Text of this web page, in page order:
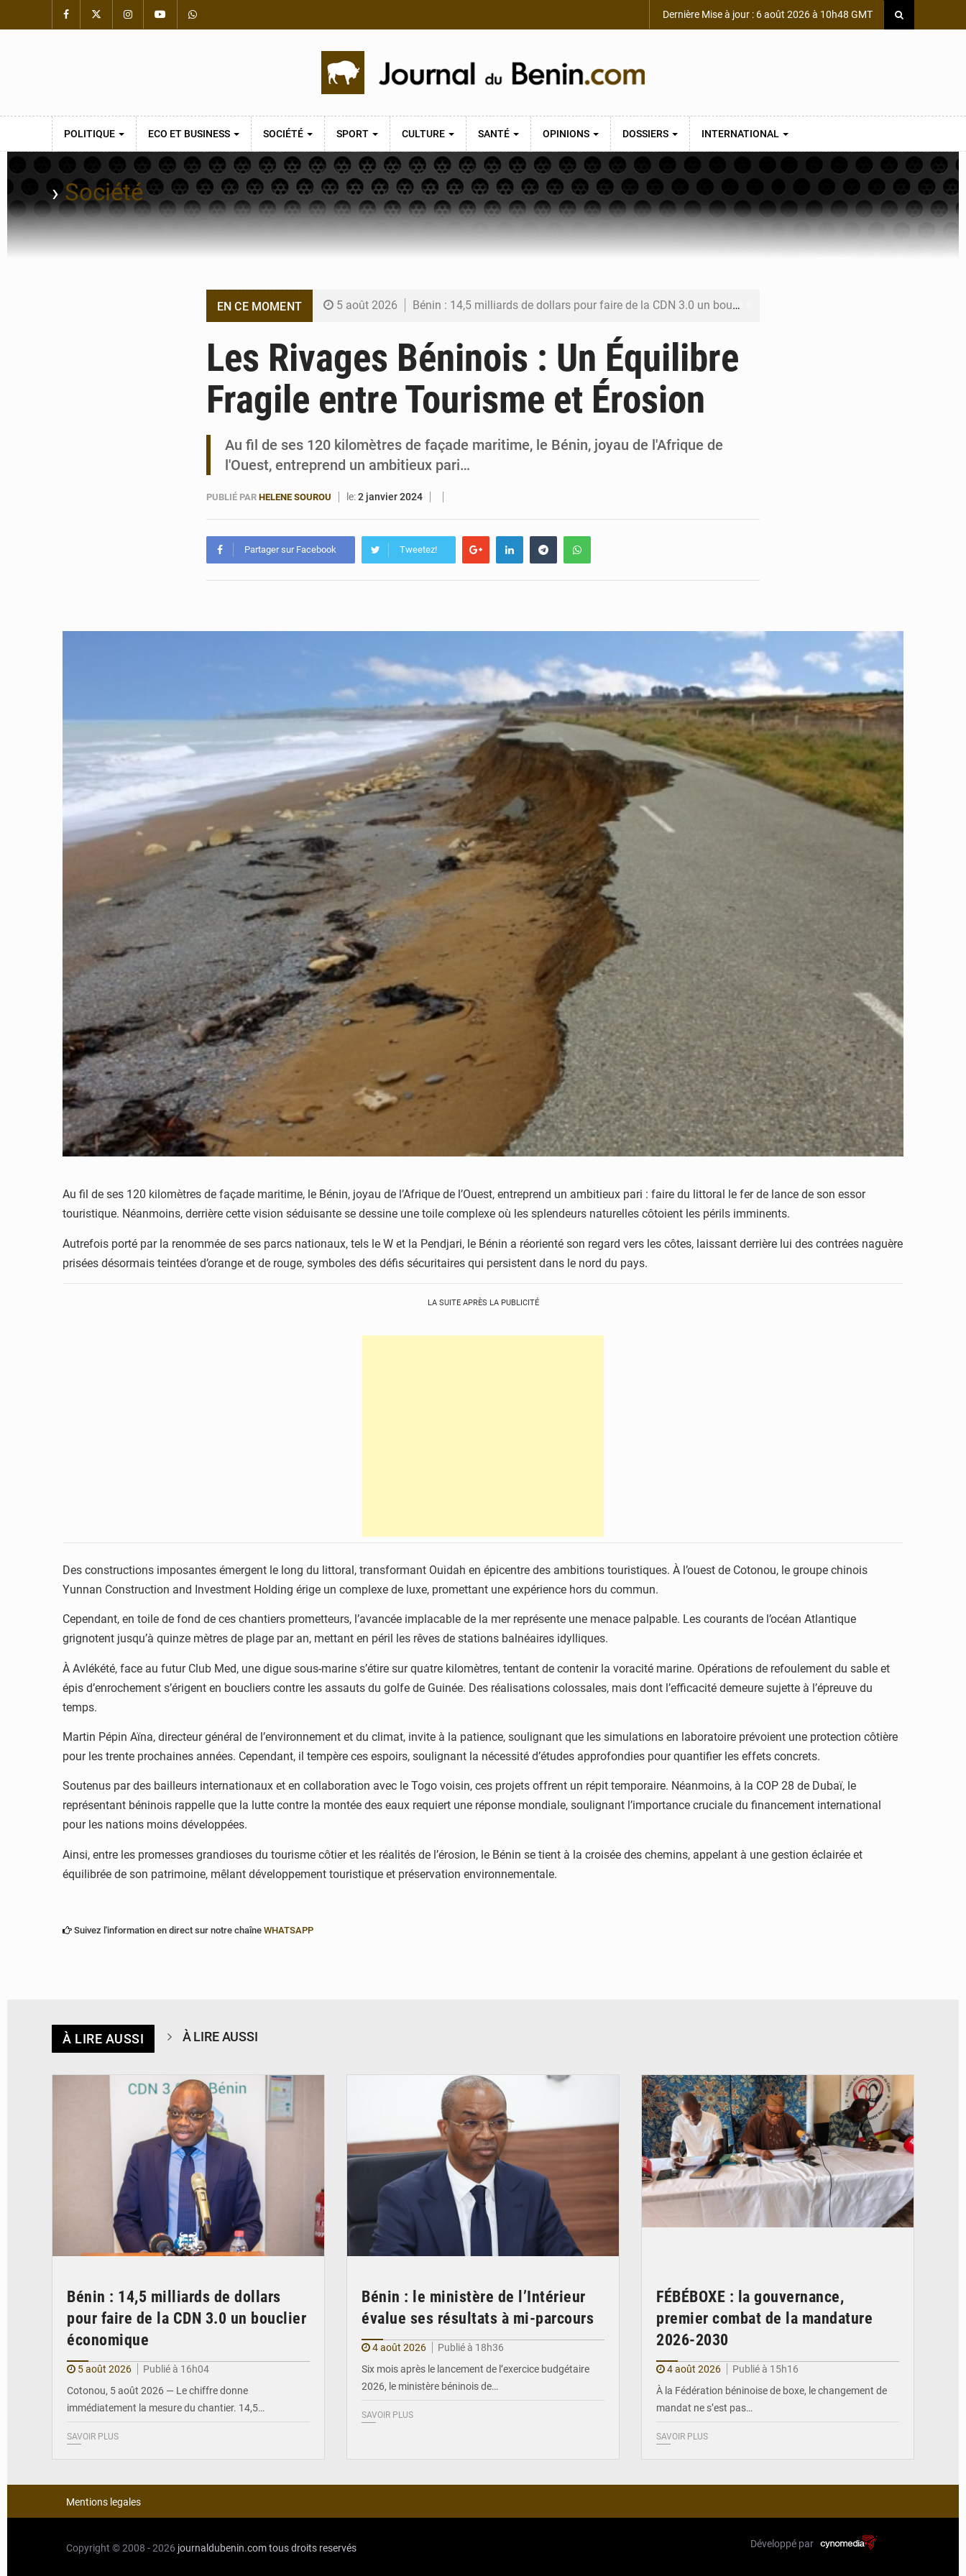
Dernière Mise à jour : 6 août 2026 à 10h48 GMT
POLITIQUE ECO ET BUSINESS SOCIÉTÉ SPORT CULTURE SANTÉ OPINIONS DOSSIERS INTERNATIONAL
›Société
EN CE MOMENT 5 août 2026 Bénin : 14,5 milliards de dollars pour faire de la CDN 3.0 un bouclier économique
Bénin : le ministère de l’Intérieur évalue ses résultats à mi-parcours
4 août 2026 FÉBÉBOXE : la gouvernance, premier combat de la mandature 2026-2030
3 août 2026 Valse des entraîneurs en Première Division béninoise
Les Rivages Béninois : Un Équilibre
Fragile entre Tourisme et Érosion
Au fil de ses 120 kilomètres de façade maritime, le Bénin, joyau de l'Afrique de
l'Ouest, entreprend un ambitieux pari…
PUBLIÉ PAR HELENE SOUROU le:2 janvier 2024
Partager sur Facebook Tweetez!
Au fil de ses 120 kilomètres de façade maritime, le Bénin, joyau de l’Afrique de l’Ouest, entreprend un ambitieux pari : faire du littoral le fer de lance de son essor
touristique. Néanmoins, derrière cette vision séduisante se dessine une toile complexe où les splendeurs naturelles côtoient les périls imminents.
Autrefois porté par la renommée de ses parcs nationaux, tels le W et la Pendjari, le Bénin a réorienté son regard vers les côtes, laissant derrière lui des contrées naguère
prisées désormais teintées d’orange et de rouge, symboles des défis sécuritaires qui persistent dans le nord du pays.
LA SUITE APRÈS LA PUBLICITÉ
Des constructions imposantes émergent le long du littoral, transformant Ouidah en épicentre des ambitions touristiques. À l’ouest de Cotonou, le groupe chinois
Yunnan Construction and Investment Holding érige un complexe de luxe, promettant une expérience hors du commun.
Cependant, en toile de fond de ces chantiers prometteurs, l’avancée implacable de la mer représente une menace palpable. Les courants de l’océan Atlantique
grignotent jusqu’à quinze mètres de plage par an, mettant en péril les rêves de stations balnéaires idylliques.
À Avlékété, face au futur Club Med, une digue sous-marine s’étire sur quatre kilomètres, tentant de contenir la voracité marine. Opérations de refoulement du sable et
épis d’enrochement s’érigent en boucliers contre les assauts du golfe de Guinée. Des réalisations colossales, mais dont l’efficacité demeure sujette à l’épreuve du
temps.
Martin Pépin Aïna, directeur général de l’environnement et du climat, invite à la patience, soulignant que les simulations en laboratoire prévoient une protection côtière
pour les trente prochaines années. Cependant, il tempère ces espoirs, soulignant la nécessité d’études approfondies pour quantifier les effets concrets.
Soutenus par des bailleurs internationaux et en collaboration avec le Togo voisin, ces projets offrent un répit temporaire. Néanmoins, à la COP 28 de Dubaï, le
représentant béninois rappelle que la lutte contre la montée des eaux requiert une réponse mondiale, soulignant l’importance cruciale du financement international
pour les nations moins développées.
Ainsi, entre les promesses grandioses du tourisme côtier et les réalités de l’érosion, le Bénin se tient à la croisée des chemins, appelant à une gestion éclairée et
équilibrée de son patrimoine, mêlant développement touristique et préservation environnementale.
Suivez l'information en direct sur notre chaîne WHATSAPP
À LIRE AUSSI À LIRE AUSSI
© Ministère du Cadre de Vie et des Transports, chargé du Développement
Bénin : 14,5 milliards de dollars
pour faire de la CDN 3.0 un bouclier
économique
5 août 2026
Publié à 16h04
Cotonou, 5 août 2026 — Le chiffre donne
immédiatement la mesure du chantier. 14,5…
SAVOIR PLUS
Bénin : le ministère de l’Intérieur
évalue ses résultats à mi-parcours
4 août 2026
Publié à 18h36
Six mois après le lancement de l’exercice budgétaire
2026, le ministère béninois de…
SAVOIR PLUS
FÉBÉBOXE : la gouvernance,
premier combat de la mandature
2026-2030
4 août 2026
Publié à 15h16
À la Fédération béninoise de boxe, le changement de
mandat ne s’est pas…
SAVOIR PLUS
Mentions legales
Copyright © 2008 - 2026 journaldubenin.comtous droits reservés Développé par